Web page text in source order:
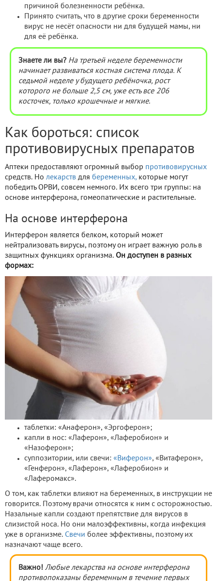
причиной болезненности ребёнка.
Принято считать, что в другие сроки беременности
вирус не несёт опасности ни для будущей мамы, ни
для её ребёнка.
Знаете ли вы? На третьей неделе беременности
начинает развиваться костная система плода. К
седьмой неделе у будущего ребёночка, рост
которого не больше 2,5 см, уже есть все 206
косточек, только крошечные и мягкие.
Как бороться: список
противовирусных препаратов
Аптеки предоставляют огромный выбор противовирусных
средств. Но лекарств для беременных, которые могут
победить ОРВИ, совсем немного. Их всего три группы: на
основе интерферона, гомеопатические и растительные.
На основе интерферона
Интерферон является белком, который может
нейтрализовать вирусы, поэтому он играет важную роль в
защитных функциях организма. Он доступен в разных
формах:
таблетки: «Анаферон», «Эргоферон»;
капли в нос: «Лаферон», «Лаферобион» и
«Назоферон»;
суппозитории, или свечи: «Виферон», «Витаферон»,
«Генферон», «Лаферон», «Лаферобион» и
«Лаферомакс».
О том, как таблетки влияют на беременных, в инструкции не
говорится. Поэтому врачи относятся к ним с осторожностью.
Назальные капли создают препятствие для вирусов в
слизистой носа. Но они малоэффективны, когда инфекция
уже в организме. Свечи более эффективны, поэтому их
назначают чаще всего.
Важно! Любые лекарства на основе интерферона
противопоказаны беременным в течение первых